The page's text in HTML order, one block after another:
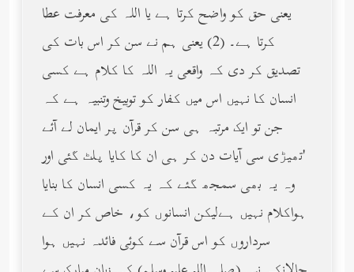
یعنی حق کو واضح کرتا ہے یا اللہ کی معرفت عطا
کرتا ہے۔ (2) یعنی ہم نے سن کر اس بات کی
تصدیق کر دی کہ واقعی یہ اللہ کا کلام ہے کسی
انسان کا نہیں اس میں کفار کو توبیخ وتنبیہ ہے کہ
جن تو ایک مرتبہ ہی سن کر قرآن پر ایمان لے آئے
'تھیڑی سی آیات دن کر ہی ان کا کایا پلٹ گئی اور
وہ یہ بھی سمجھ گئے کہ یہ کسی انسان کا بنایا
ہواکلام نہیں ہےلیکن انسانوں کو، خاص کر ان کے
سرداروں کو اس قرآن سے کوئی فائدہ نہیں ہوا